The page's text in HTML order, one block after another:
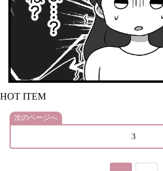
HOT ITEM
次のページへ
3